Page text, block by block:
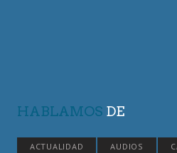
HABLAMOS DE
ACTUALIDAD AUDIOS